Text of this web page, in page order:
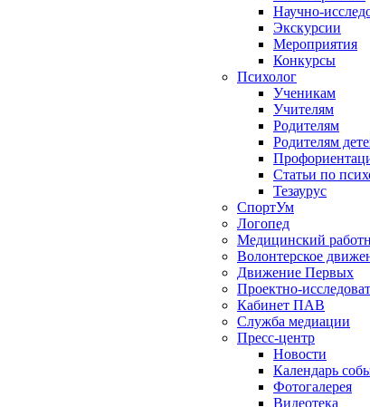
Научно-
Экскурсии
Мероприятия
Конкурсы
Психолог
Ученикам
Учителям
Родителям
Родителям
Статьи по
Тезаурус
СпортУм
Логопед
Медицинский
Волонтерское
Движение Первых
Проектно-
Кабинет ПАВ
Служба медиации
Пресс-центр
Новости
Календарь
Фотогалерея
Видеотека